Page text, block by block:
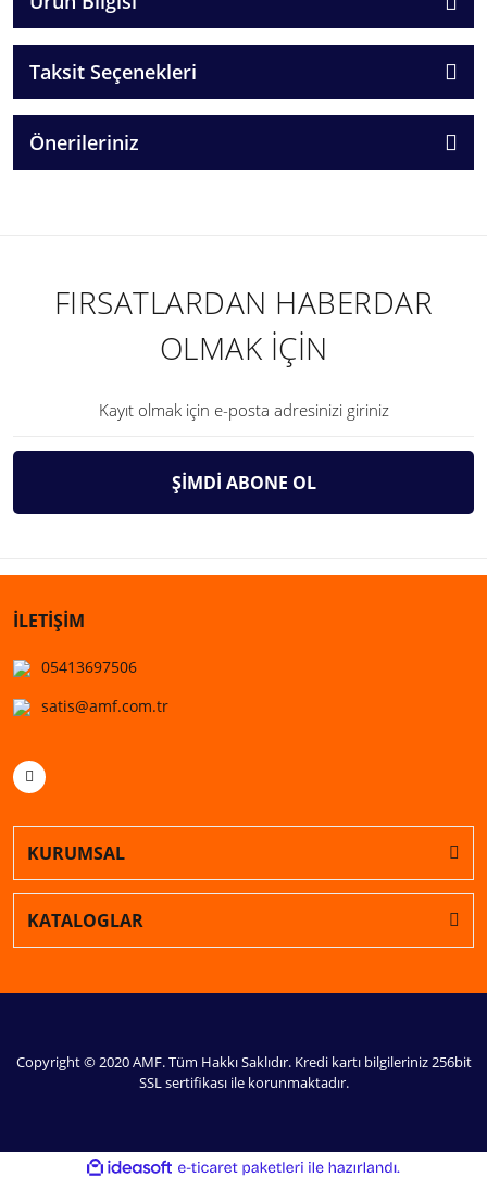
Taksit Seçenekleri
Önerileriniz
FIRSATLARDAN HABERDAR
OLMAK İÇİN
ŞİMDİ ABONE OL
İLETİŞİM
05413697506
satis@amf.com.tr
KURUMSAL
KATALOGLAR
Copyright © 2020 AMF. Tüm Hakkı Saklıdır. Kredi kartı bilgileriniz 256bit
SSL sertifikası ile korunmaktadır.
ideasoft e-